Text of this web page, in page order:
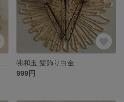
④和玉 髪飾り白金
999円